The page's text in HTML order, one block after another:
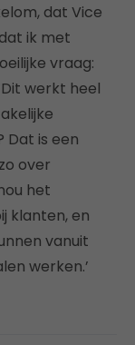
dat Vice
ik met
vraag:
werkt heel
is een
over
het
klanten, en
vanuit
werken.’